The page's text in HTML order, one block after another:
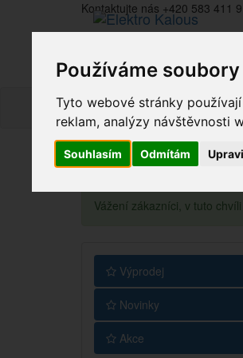
Používáme
Tyto webové stránky
reklam, analýzy návštěvnosti
Souhlasím Odmítám
Kontaktujte nás +420 583 411
Vážení zákazníci, v tuto
Výprodej
Novinky
Akce